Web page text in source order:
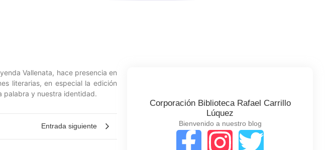
Vallenata, hace presencia en
literarias, en especial la edición
palabra y nuestra identidad.
Entrada siguiente
Corporación Biblioteca Rafael Carrillo
Lúquez
Bienvenido a nuestro blog